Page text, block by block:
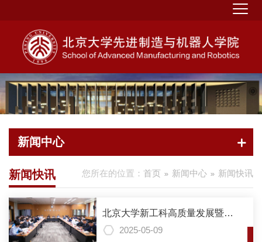
新闻中心
您所在的位置： 首页 新闻中心 新闻快讯
新闻快讯
北京大学新工科高质量发展暨信
息科学与技术学部、工学部战略
2025-05-09